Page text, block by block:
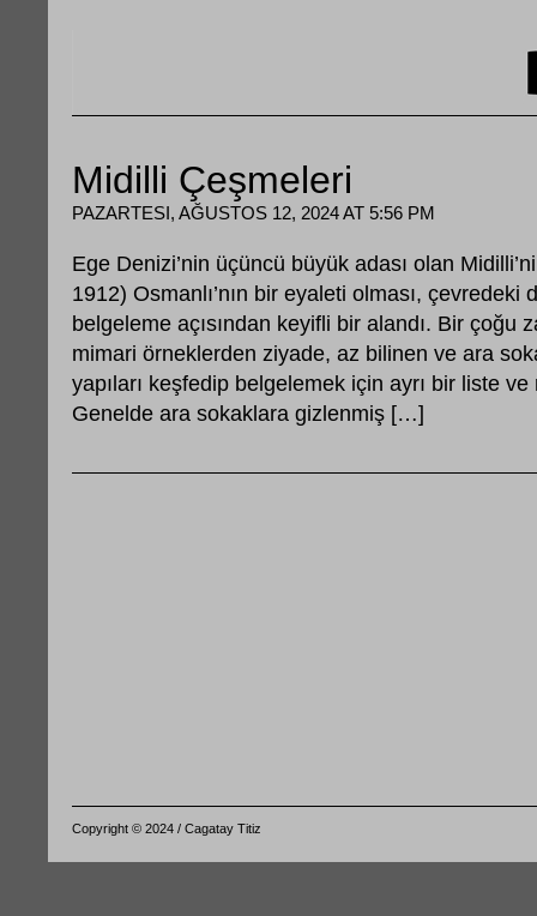
Midilli Çeşmeleri
PAZARTESI, AĞUSTOS 12, 2024 AT 5:56 PM
Ege Denizi’nin üçüncü büyük adası olan
1912) Osmanlı’nın bir eyaleti olması, çevredeki
belgeleme açısından keyifli bir alandı. Bir çoğu
mimari örneklerden ziyade, az bilinen ve ara
yapıları keşfedip belgelemek için ayrı bir liste
Genelde ara sokaklara gizlenmiş […]
Copyright © 2024 / Cagatay Titiz